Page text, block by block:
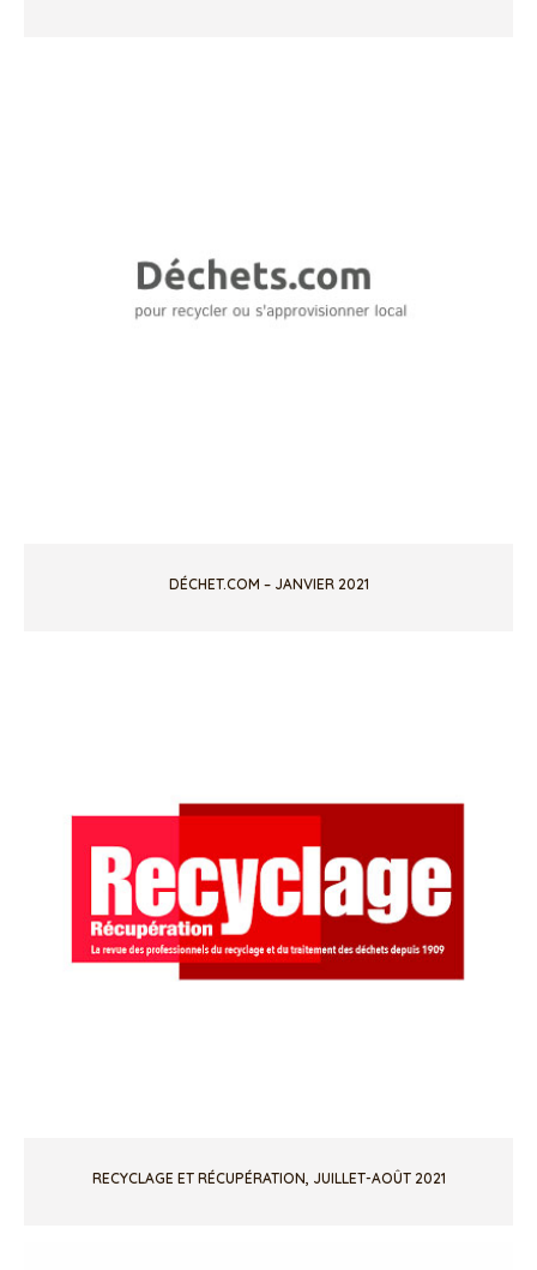
DÉCHET.COM – JANVIER 2021
RECYCLAGE ET RÉCUPÉRATION, JUILLET-AOÛT 2021